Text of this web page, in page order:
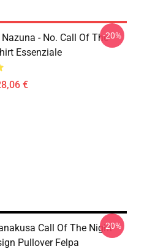
- No. Call Of The
Essenziale
€
-20%
Call Of The Night
Pullover Felpa
-20%